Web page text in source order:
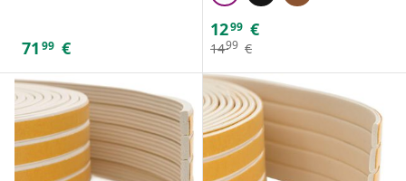
71 99 €
1299 €
1499 €